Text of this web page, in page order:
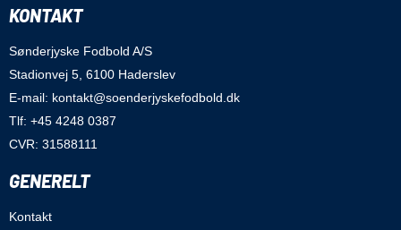
KONTAKT
Sønderjyske Fodbold A/S
Stadionvej 5, 6100 Haderslev
E-mail: kontakt@soenderjyskefodbold.dk
Tlf: +45 4248 0387
CVR: 31588111
GENERELT
Kontakt